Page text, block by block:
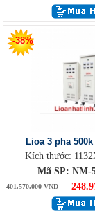
-38%
Lioa 3 pha 500k
Kích thước:
Mã SP: NM-
401.570.000 VND